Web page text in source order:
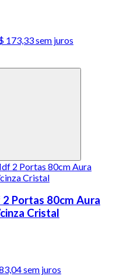
173,33 sem juros
Portas 80cm Aura
Cristal
sem juros